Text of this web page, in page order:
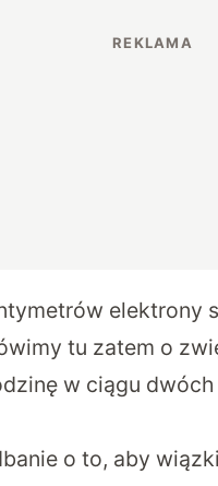
elektrony
tu zatem o
w ciągu
o to, aby